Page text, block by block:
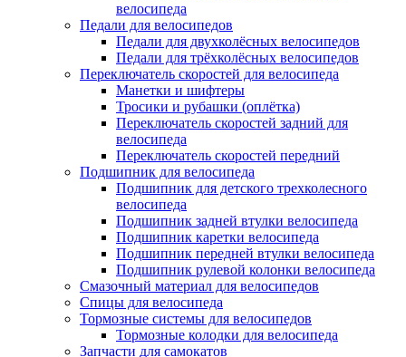
велосипеда
Педали для велосипедов
Педали для двухколёсных велосипедов
Педали для трёхколёсных велосипедов
Переключатель скоростей для велосипеда
Манетки и шифтеры
Тросики и рубашки (оплётка)
Переключатель скоростей задний для
велосипеда
Переключатель скоростей передний
Подшипник для велосипеда
Подшипник для детского трехколесного
велосипеда
Подшипник задней втулки велосипеда
Подшипник каретки велосипеда
Подшипник передней втулки велосипеда
Подшипник рулевой колонки велосипеда
Смазочный материал для велосипедов
Спицы для велосипеда
Тормозные системы для велосипедов
Тормозные колодки для велосипеда
Запчасти для самокатов